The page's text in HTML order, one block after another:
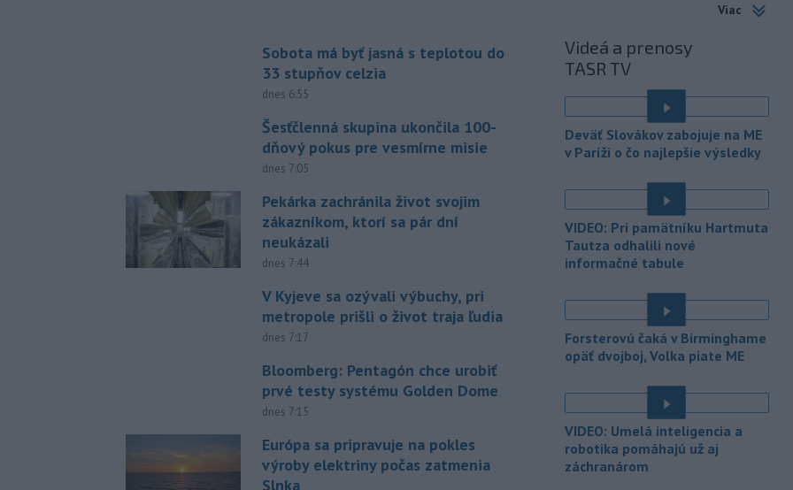
Sobota má byť jasná s teplotou do
33 stupňov celzia
dnes 6:55
Šesťčlenná skupina ukončila 100-
dňový pokus pre vesmírne misie
dnes 7:05
Pekárka zachránila život svojim
zákazníkom, ktorí sa pár dní
neukázali
dnes 7:44
V Kyjeve sa ozývali výbuchy, pri
metropole prišli o život traja ľudia
dnes 7:17
Bloomberg: Pentagón chce urobiť
prvé testy systému Golden Dome
dnes 7:15
Európa sa pripravuje na pokles
výroby elektriny počas zatmenia
Slnka
Európe. Uvádza to týždenná správa,
ktorú v piatok zverejnilo Európske
centrum pre prevenciu a kontrolu
chorôb (ECDC).241 prípadov nákazy
západonílskou
- Nemecká polícia v piatok
uviedla, že rozhodnutie pekárky,
vybrala navštíviť svojich
dvoch stálych zákazníkov - starší
manželský pár - po tom, čo sa u nej
niekoľko dní neukázali, im
pravdepodobne zachránilo život.
07:12 - Ministerstvo obrany USA
plánuje tento rok dokončiť prvé
protiraketového systému
Golden Dome (Zlatá kupola) a v roku
2027 uskutočniť letové skúšky.
Ománom o situácii v Hormuzskom
prielive napredujú a Spojené štáty
očakávajú, že dohoda bude uzavretá
čoskoro, uviedol v piatok pre agentúru
Reuters nemenovaný americký
Viac
Videá a prenosy
TASR TV
Deväť Slovákov zabojuje na ME
v Paríži o čo najlepšie výsledky
VIDEO: Pri pamätníku Hartmuta
Tautza odhalili nové
informačné tabule
Forsterovú čaká v Birminghame
opäť dvojboj, Volka piate ME
VIDEO: Umelá inteligencia a
robotika pomáhajú už aj
záchranárom